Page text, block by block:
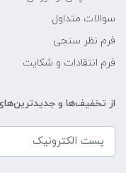
سوالات متداول
فرم نظر سنجی
فرم انتقادات و شکایت
از تخفیف‌ها و